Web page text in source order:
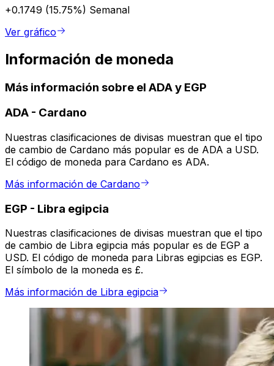
+0.1749 (15.75%) Semanal
Ver gráfico
Información de moneda
Más información sobre el ADA y EGP
ADA - Cardano
Nuestras clasificaciones de divisas muestran que el tipo
de cambio de Cardano más popular es de ADA a USD.
El código de moneda para Cardano es ADA.
Más información de Cardano
EGP - Libra egipcia
Nuestras clasificaciones de divisas muestran que el tipo
de cambio de Libra egipcia más popular es de EGP a
USD. El código de moneda para Libras egipcias es EGP.
El símbolo de la moneda es £.
Más información de Libra egipcia